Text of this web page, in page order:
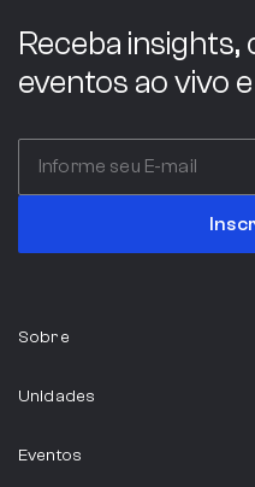
ABC COMPANY
Itália
ABIA
Receba insights,
eventos ao vivo
Sobre
Unidades
Eventos